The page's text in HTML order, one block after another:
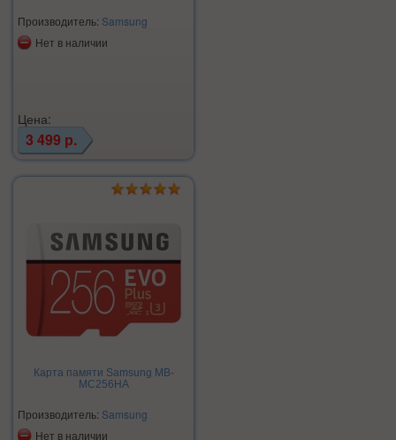
Производитель: Samsung
Нет в наличии
Цена:
3 499 р.
Карта памяти Samsung MB-
MC256HA
Производитель: Samsung
Нет в наличии